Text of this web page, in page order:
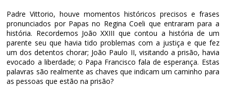
Padre Vittorio, houve momentos históricos precisos e frases
pronunciados por Papas no Regina Coeli que entraram para a
história. Recordemos João XXIII que contou a história de um
parente seu que havia tido problemas com a justiça e que fez
um dos detentos chorar; João Paulo II, visitando a prisão, havia
evocado a liberdade; o Papa Francisco fala de esperança. Estas
palavras são realmente as chaves que indicam um caminho para
as pessoas que estão na prisão?